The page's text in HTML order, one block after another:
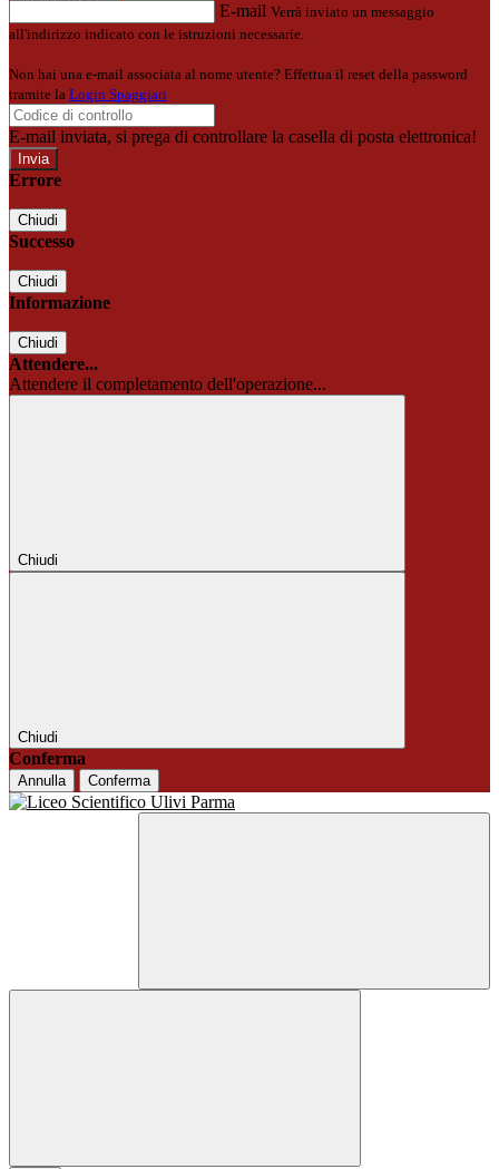
E-mail Verrà inviato un messaggio
all'indirizzo indicato con le istruzioni necessarie.
Non hai una e-mail associata al nome utente? Effettua il reset della password
tramite la Login Spaggiari
E-mail inviata, si prega di controllare la casella di posta elettronica!
Errore
Chiudi
Successo
Chiudi
Informazione
Chiudi
Attendere...
Attendere il completamento dell'operazione...
Chiudi
Chiudi
Conferma
Annulla Conferma